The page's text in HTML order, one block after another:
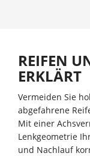
REIFEN
ERKLÄRT
Vermeiden Sie
abgefahrene
Mit einer
Lenkgeometrie
und Nachlauf